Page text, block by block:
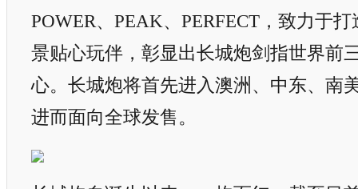
POWER、PEAK、PERFECT，致力于
景贴心玩伴，彰显出长城炮剑指世界前
心。长城炮将首先进入澳洲、中东、南
进而面向全球发售。